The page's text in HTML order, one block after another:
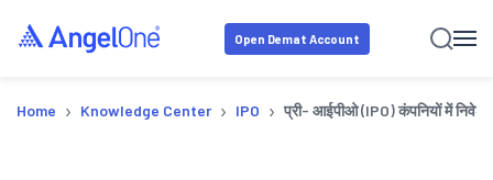
Open Demat Account
Home › Knowledge Center › IPO › प्री- आईपीओ (IPO) कंपनियों में निवेश